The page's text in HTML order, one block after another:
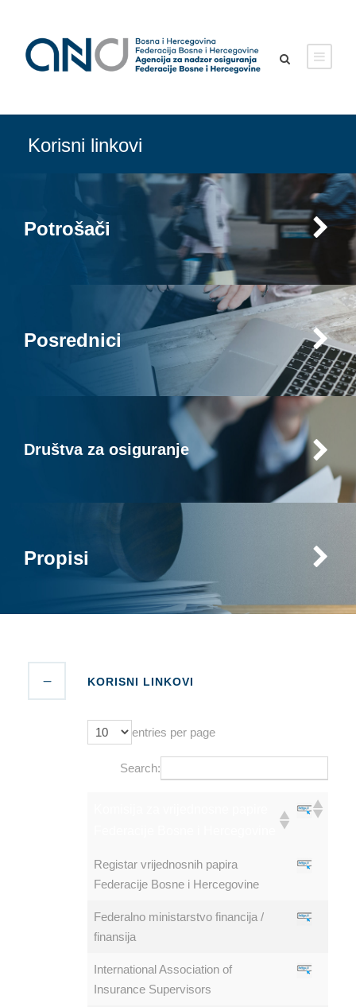
Korisni linkovi
Potrošači
Posrednici
Društva za osiguranje
Propisi
KORISNI LINKOVI
entries per page
Search:
Registar vrijednosnih papira
Federacije Bosne i Hercegovine
Federalno ministarstvo financija /
finansija
International Association of
Insurance Supervisors